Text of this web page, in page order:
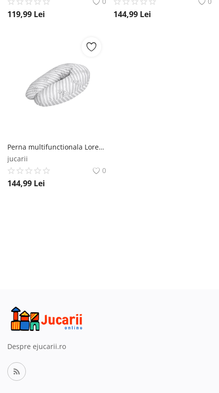
119,99 Lei 144,99 Lei
Perna multifunctionala Lorelli, Bumbac Ranforce, Grey Striped Lorelli
jucarii
0
144,99 Lei
Despre ejucarii.ro